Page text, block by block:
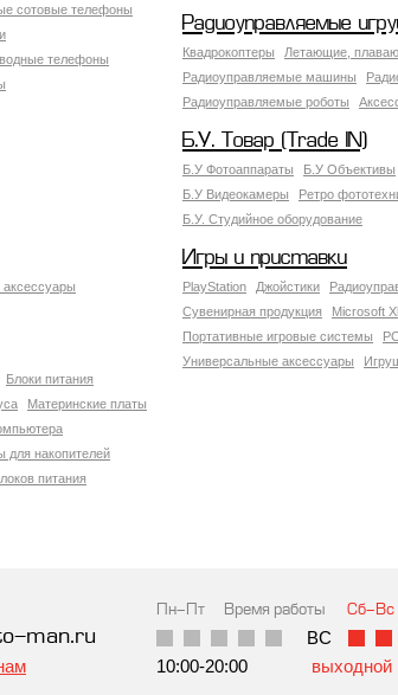
сотовые телефоны
телефоны
Радиоуправляемые
Квадрокоптеры
Летающие,
Радиоуправляемые машины
Радиоуправляемые роботы
Б.У. Товар (Trade IN)
Б.У Фотоаппараты Б.У Объективы
Б.У Видеокамеры
Ретро
Б.У. Студийное оборудование
Игры и приставки
PlayStation Джойстики
Сувенирная продукция
Microsoft
Портативные игровые системы
Универсальные аксессуары
Блоки питания
Материнские платы
для накопителей
питания
man.ru
Пн-Пт Время работы Сб-Вс
10:00-20:00 выходной
ВC